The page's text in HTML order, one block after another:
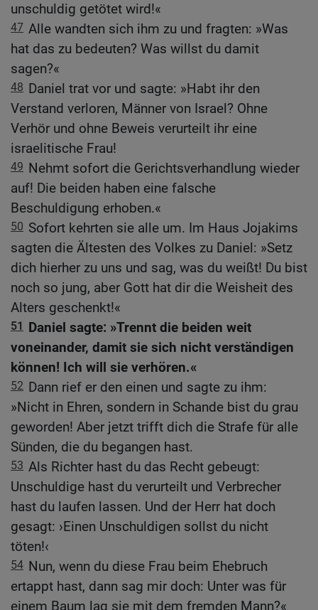
unschuldig getötet wird!«
47 Alle wandten sich ihm zu und fragten: »Was
hat das zu bedeuten? Was willst du damit
sagen?«
48 Daniel trat vor und sagte: »Habt ihr den
Verstand verloren, Männer von Israel? Ohne
Verhör und ohne Beweis verurteilt ihr eine
israelitische Frau!
49 Nehmt sofort die Gerichtsverhandlung wieder
auf! Die beiden haben eine falsche
Beschuldigung erhoben.«
50 Sofort kehrten sie alle um. Im Haus Jojakims
sagten die Ältesten des Volkes zu Daniel: »Setz
dich hierher zu uns und sag, was du weißt! Du bist
noch so jung, aber Gott hat dir die Weisheit des
Alters geschenkt!«
51
Daniel sagte: »Trennt die beiden weit
voneinander, damit sie sich nicht verständigen
können! Ich will sie verhören.«
52 Dann rief er den einen und sagte zu ihm:
»Nicht in Ehren, sondern in Schande bist du grau
geworden! Aber jetzt trifft dich die Strafe für alle
Sünden, die du begangen hast.
53 Als Richter hast du das Recht gebeugt:
Unschuldige hast du verurteilt und Verbrecher
hast du laufen lassen. Und der Herr hat doch
gesagt: ›Einen Unschuldigen sollst du nicht
töten!‹
54 Nun, wenn du diese Frau beim Ehebruch
ertappt hast, dann sag mir doch: Unter was für
einem Baum lag sie mit dem fremden Mann?«